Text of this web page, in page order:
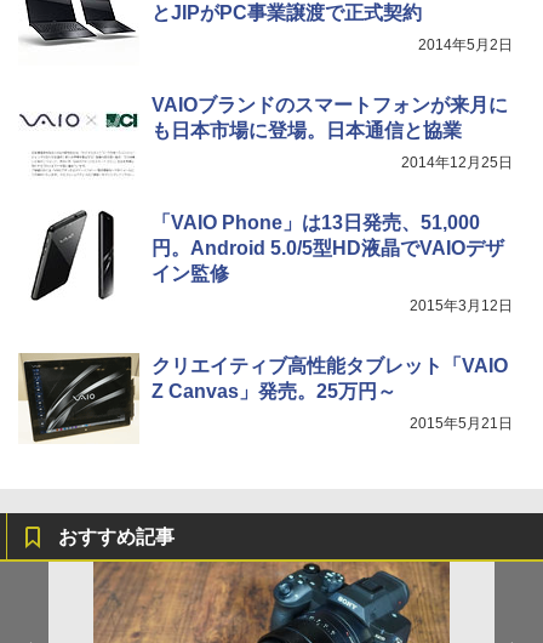
とJIPがPC事業譲渡で正式契約
2014年5月2日
VAIOブランドのスマートフォンが来月に
も日本市場に登場。日本通信と協業
2014年12月25日
「VAIO Phone」は13日発売、51,000
円。Android 5.0/5型HD液晶でVAIOデザ
イン監修
2015年3月12日
クリエイティブ高性能タブレット「VAIO
Z Canvas」発売。25万円～
2015年5月21日
おすすめ記事